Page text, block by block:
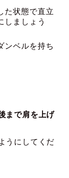
た状態で直立
しましょう
ンベルを持ち
まで肩を上げ
うにしてくだ